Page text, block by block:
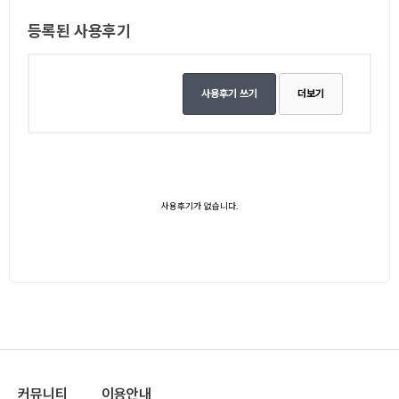
등록된 사용후기
사용후기 쓰기 더보기
사용후기가 없습니다.
커뮤니티 이용안내